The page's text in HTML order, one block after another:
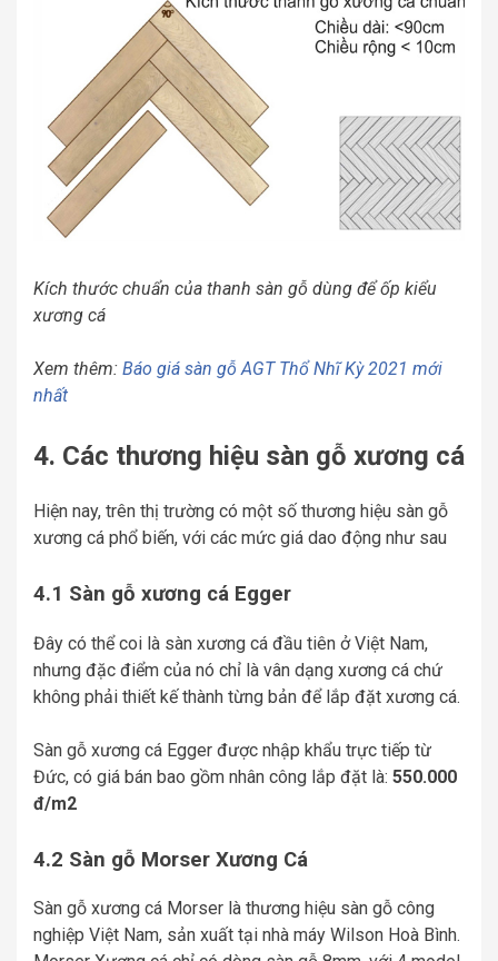
Kích thước chuẩn của thanh sàn gỗ dùng để ốp kiểu
xương cá
Xem thêm: Báo giá sàn gỗ AGT Thổ Nhĩ Kỳ 2021 mới
nhất
4. Các thương hiệu sàn gỗ xương cá
Hiện nay, trên thị trường có một số thương hiệu sàn gỗ
xương cá phổ biến, với các mức giá dao động như sau
4.1 Sàn gỗ xương cá Egger
Đây có thể coi là sàn xương cá đầu tiên ở Việt Nam,
nhưng đặc điểm của nó chỉ là vân dạng xương cá chứ
không phải thiết kế thành từng bản để lắp đặt xương cá.
Sàn gỗ xương cá Egger được nhập khẩu trực tiếp từ
Đức, có giá bán bao gồm nhân công lắp đặt là: 550.000
đ/m2
4.2 Sàn gỗ Morser Xương Cá
Sàn gỗ xương cá Morser là thương hiệu sàn gỗ công
nghiệp Việt Nam, sản xuất tại nhà máy Wilson Hoà Bình.